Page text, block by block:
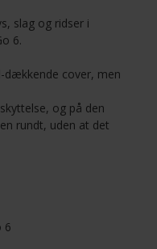
slag og ridser i
6.
dækkende cover, men
og på den
rundt, uden at det
6